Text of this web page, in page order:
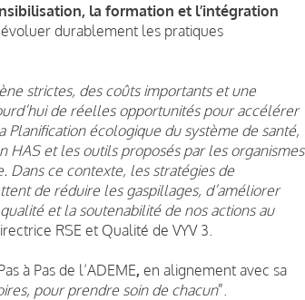
la formation et l’intégration
durablement les pratiques
strictes, des coûts importants et une
de réelles opportunités pour accélérer
écologique du système de santé,
et les outils proposés par les organismes
ce contexte, les stratégies de
de réduire les gaspillages, d’améliorer
et la soutenabilité de nos actions au
RSE et Qualité de VYV 3.
à Pas de l’ADEME, en alignement avec sa
pour prendre soin de chacun”.